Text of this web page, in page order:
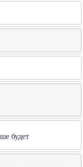
будет